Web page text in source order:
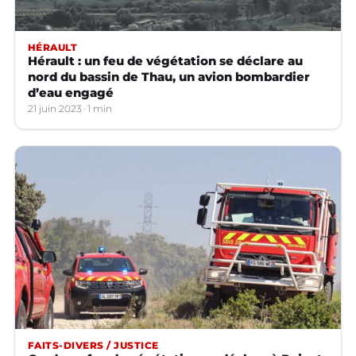
HÉRAULT
Hérault : un feu de végétation se déclare au
nord du bassin de Thau, un avion bombardier
d’eau engagé
21 juin 2023 1 min
FAITS-DIVERS / JUSTICE